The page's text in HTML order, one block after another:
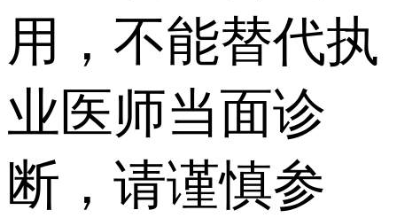
用，不能替代执
业医师当面诊
断，请谨慎参